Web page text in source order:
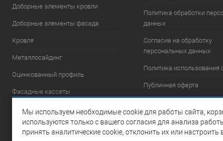
Доборные элементы кровли
Доборные элементы фасада
Кровля
Металлосайдинг
Оцинкованный профиль
Фасадные кассеты
Фасадные системы
Элементы безопасности
Политика обработки
данных
Согласие на обработку
персональных данных
Политика использования
Публичная оферта
Мы используем необходимые cookie для работы сайта,
используются только с вашего согласия для анализа
принять аналитические cookie, отклонить их или настроить